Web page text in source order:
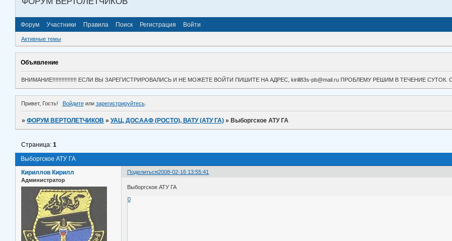
Форум Участники Правила Поиск Регистрация Войти
Активные темы
Объявление
ВНИМАНИЕ!!!!!!!!!!!!!!!! ЕСЛИ ВЫ ЗАРЕГИСТРИРОВАЛИСЬ И НЕ МОЖЕТЕ ВОЙТИ ПИШИТЕ НА АДРЕС, kirill83s-pb@mail.ru ПРОБЛЕМУ РЕШИМ В ТЕЧЕНИЕ
Привет, Гость! Войдитеили зарегистрируйтесь.
»ФОРУМ ВЕРТОЛЕТЧИКОВ »УАЦ, ДОСААФ (РОСТО), ВАТУ (АТУ ГА) » Выборгское АТУ ГА
Выборгское АТУ ГА
Страница:1
Поделиться2008-02-16 13:55:41
Кириллов Кирилл
Администратор
Выборгское АТУ ГА
0